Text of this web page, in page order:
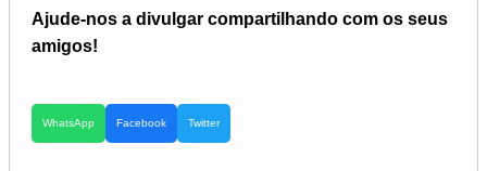
Ajude-nos a divulgar compartilhando com os seus
amigos!
WhatsApp Facebook Twitter